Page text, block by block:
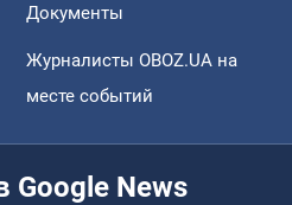
Документы
Журналисты OBOZ.UA на
месте событий
Google News